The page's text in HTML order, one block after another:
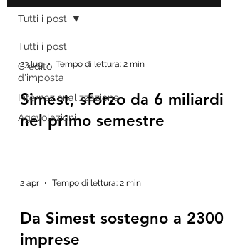
Tutti i post
Credito
d'imposta
Internazionalizzazione
Agevolazioni
Tutti i post
23 lug Tempo di lettura: 2 min
Simest, sforzo da 6 miliardi
nel primo semestre
2 apr Tempo di lettura: 2 min
Da Simest sostegno a 2300
imprese